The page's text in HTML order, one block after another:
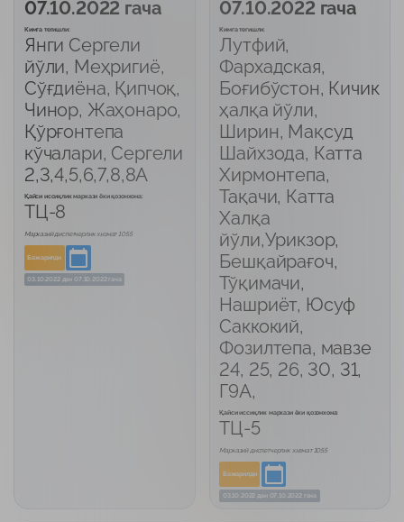
07.10.2022 гача
Кимга тегишли:
Янги Сергели
йўли, Меҳригиё,
Сўғдиёна, Қипчоқ,
Чинор, Жаҳонаро,
Қўрғонтепа
кўчалари, Сергели
2,3,4,5,6,7,8,8А
Қайси иссиқлик маркази ёки қозонхона:
ТЦ-8
Марказий диспетчерлик хизмат 1055
Бажарилди
03.10.2022дан 07.10.2022 гача
07.10.2022 гача
Кимга тегишли:
Лутфий,
Фархадская,
Боғибўстон, Кичик
ҳалқа йўли,
Ширин, Мақсуд
Шайхзода, Катта
Хирмонтепа,
Тақачи, Катта
Халқа
йўли,Урикзор,
Бешқайрағоч,
Тўқимачи,
Нашриёт, Юсуф
Саккокий,
Фозилтепа, мавзе
24, 25, 26, 30, 31,
Г9А,
Қайси иссиқлик маркази ёки қозонхона:
ТЦ-5
Марказий диспетчерлик хизмат 1055
Бажарилди
03.10.2022 дан 07.10.2022 гача